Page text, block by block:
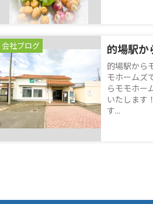
会社ブログ 的場駅か
的場駅から
モホームズ
らモモホー
いたします
す...